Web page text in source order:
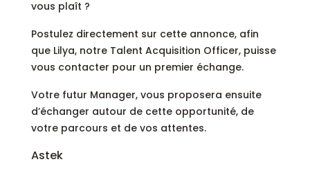
vous plaît ?
Postulez directement sur cette annonce, afin
que Lilya, notre Talent Acquisition Officer, puisse
vous contacter pour un premier échange.
Votre futur Manager, vous proposera ensuite
d’échanger autour de cette opportunité, de
votre parcours et de vos attentes.
Astek